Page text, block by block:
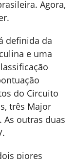
Agora,
definida da
e uma
do Circuito
três Major
As outras duas
piores